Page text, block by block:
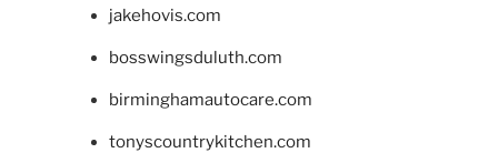
jakehovis.com
bosswingsduluth.com
birminghamautocare.com
tonyscountrykitchen.com